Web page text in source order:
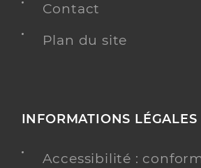
Contact
Plan du site
INFORMATIONS LÉGALES
Accessibilité :